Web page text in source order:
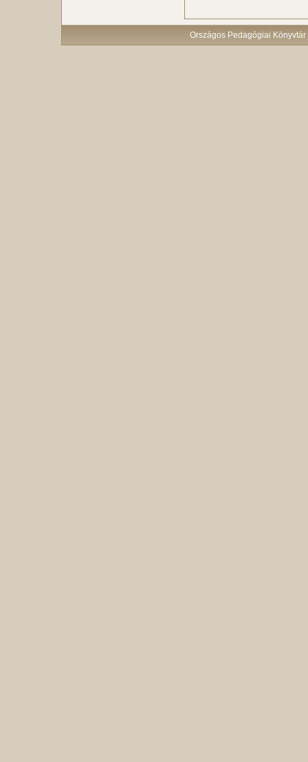
Országos Pedagógiai